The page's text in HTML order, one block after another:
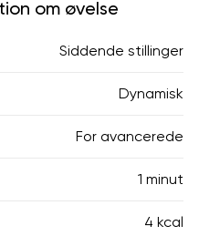
om øvelse
Siddende stillinger
Dynamisk
For avancerede
1 minut
4 kcal